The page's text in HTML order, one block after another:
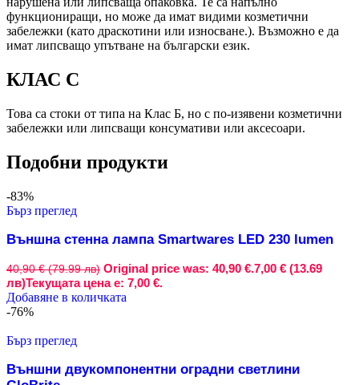
функциониращи, но може да имат видими козметични
забележки (като драскотини или износване.). Възможно е да
имат липсващо упътване на български език.
КЛАС C
Това са стоки от типа на Клас Б, но с по-изявени козметични
забележки или липсващи консумативи или аксесоари.
Подобни продукти
-83%
Бърз преглед
Външна стенна лампа Smartwares LED 230 lumen
40,90 € (79.99 лв) Original price was: 40,90 €.7,00 € (13.69
лв)Текущата цена е: 7,00 €.
Добавяне в количката
-76%
Бърз преглед
Външни двукомпонентни оградни светлини